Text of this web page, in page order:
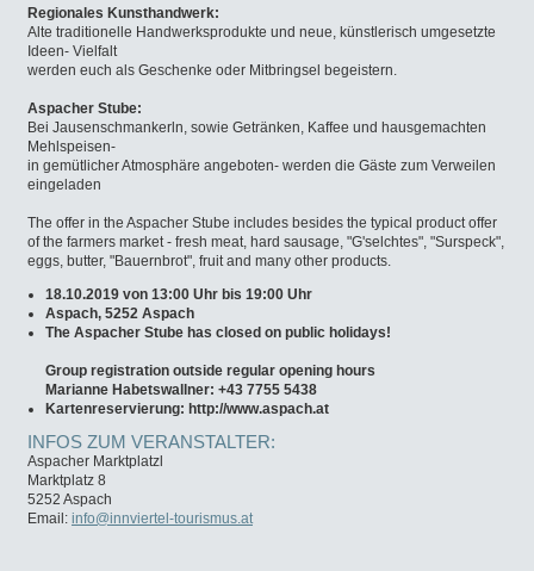
Regionales Kunsthandwerk:
Alte traditionelle Handwerksprodukte und neue, künstlerisch umgesetzte
Ideen- Vielfalt
werden euch als Geschenke oder Mitbringsel begeistern.
Aspacher Stube:
Bei Jausenschmankerln, sowie Getränken, Kaffee und hausgemachten
Mehlspeisen-
in gemütlicher Atmosphäre angeboten- werden die Gäste zum Verweilen
eingeladen
The offer in the Aspacher Stube includes besides the typical product offer
of the farmers market - fresh meat, hard sausage, "G'selchtes", "Surspeck",
eggs, butter, "Bauernbrot", fruit and many other products.
18.10.2019 von 13:00 Uhr bis 19:00 Uhr
Aspach, 5252 Aspach
The Aspacher Stube has closed on public holidays!
Group registration outside regular opening hours
Marianne Habetswallner: +43 7755 5438
Kartenreservierung: http://www.aspach.at
INFOS ZUM VERANSTALTER:
Aspacher Marktplatzl
Marktplatz 8
5252 Aspach
Email: info@innviertel-tourismus.at